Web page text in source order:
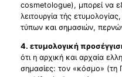
cosmetologue), μπορεί να
λειτουργία τής
τύπων και σημασιών,
4. ετυμολογική
ότι η αρχική και αρχαία
σημασίες: τον «κόσμο» (τη